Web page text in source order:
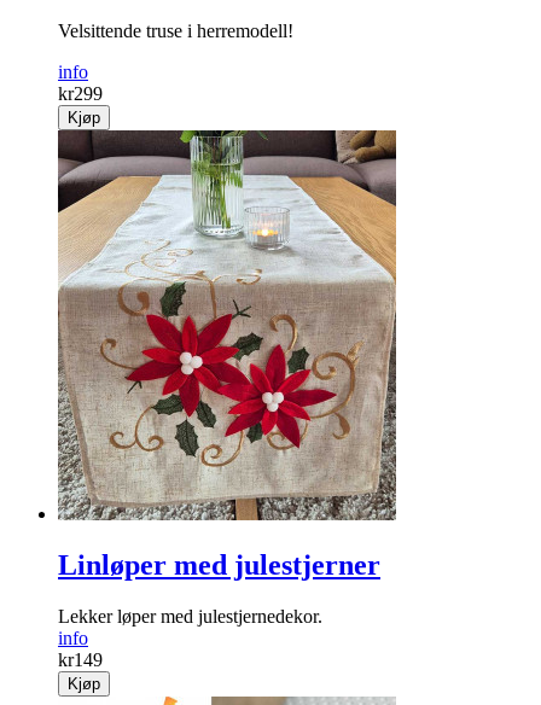
Velsittende truse i herremodell!
info
kr299
Kjøp
Linløper med julestjerner
Lekker løper med julestjernedekor.
info
kr149
Kjøp